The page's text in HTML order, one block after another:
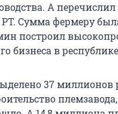
А
Сумма фермеру
построил
бизнеса в
37 миллионов